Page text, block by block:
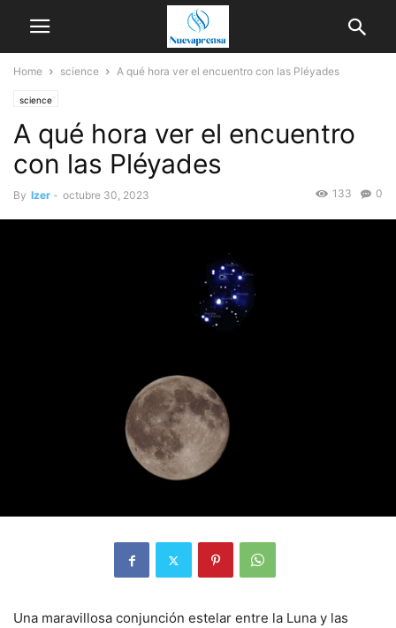
Home science A qué hora ver el encuentro con las Pléyades
science
A qué hora ver el encuentro
con las Pléyades
By Izer - octubre 30, 2023 0
133
Una maravillosa conjunción estelar entre la Luna y las